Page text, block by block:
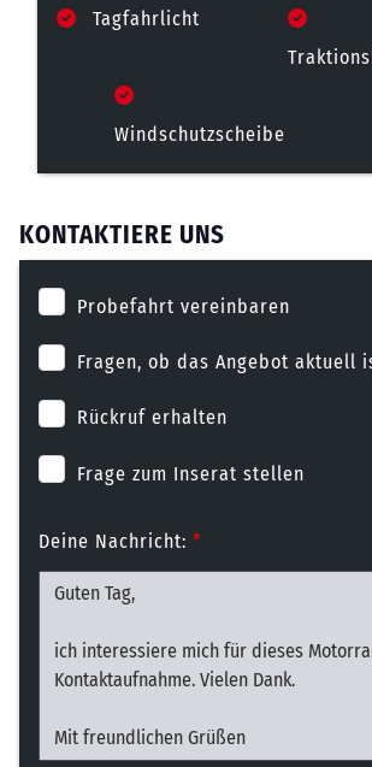
Tagfahrlicht
Windschutzscheibe
KONTAKTIERE UNS
Probefahrt vereinbaren
Fragen, ob das Angebot aktuell
Rückruf erhalten
Frage zum Inserat stellen
Deine Nachricht: *